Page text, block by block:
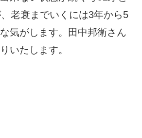
老衰までいくには3年から5
気がします。田中邦衛さん
いたします。